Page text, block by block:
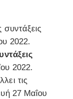
συντάξεις
2022.
2022.
τις
27 Μαΐου